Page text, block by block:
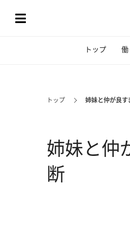
トップ 働
トップ 姉妹と仲が良
姉妹と仲
断